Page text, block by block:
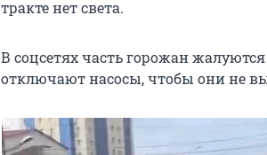
тракте нет света.
В соцсетях часть горожан
отключают насосы, чтобы они не